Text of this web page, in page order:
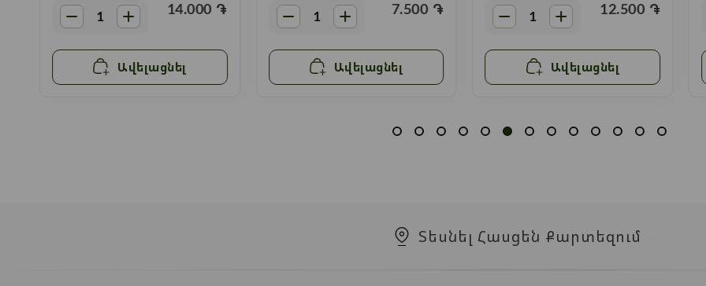
14.000 ֏
Ավելացնել
7.500 ֏
Ավելացնել
12.500 ֏
Ավելացնել
Տեսնել Հասցեն Քարտեզում